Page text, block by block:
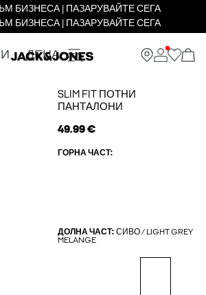
БИЗНЕСА | ПАЗАРУВАЙТЕ СЕГА
БИЗНЕСА | ПАЗАРУВАЙТЕ СЕГА
ДЕЦА
SLIM FIT ПОТНИ
ПАНТАЛОНИ
49.99 €
ГОРНА ЧАСТ:
ДОЛНА ЧАСТ: СИВО / LIGHT GREY
MELANGE